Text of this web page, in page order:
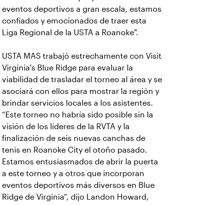
eventos deportivos a gran escala, estamos
confiados y emocionados de traer esta
Liga Regional de la USTA a Roanoke".
USTA MAS trabajó estrechamente con Visit
Virginia's Blue Ridge para evaluar la
viabilidad de trasladar el torneo al área y se
asociará con ellos para mostrar la región y
brindar servicios locales a los asistentes.
“Este torneo no habría sido posible sin la
visión de los líderes de la RVTA y la
finalización de seis nuevas canchas de
tenis en Roanoke City el otoño pasado.
Estamos entusiasmados de abrir la puerta
a este torneo y a otros que incorporan
eventos deportivos más diversos en Blue
Ridge de Virginia”, dijo Landon Howard,